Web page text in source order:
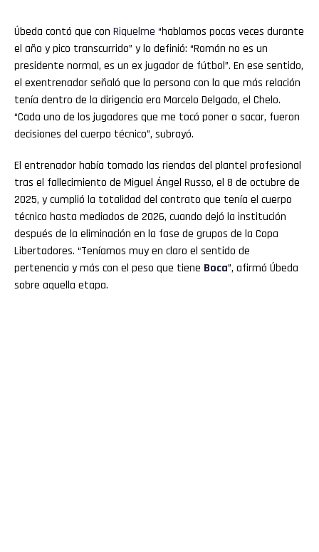
Úbeda contó que con Riquelme “hablamos pocas veces durante
el año y pico transcurrido” y lo definió: “Román no es un
presidente normal, es un ex jugador de fútbol”. En ese sentido,
el exentrenador señaló que la persona con la que más relación
tenía dentro de la dirigencia era Marcelo Delgado, el Chelo.
“Cada uno de los jugadores que me tocó poner o sacar, fueron
decisiones del cuerpo técnico”, subrayó.
El entrenador había tomado las riendas del plantel profesional
tras el fallecimiento de Miguel Ángel Russo, el 8 de octubre de
2025, y cumplió la totalidad del contrato que tenía el cuerpo
técnico hasta mediados de 2026, cuando dejó la institución
después de la eliminación en la fase de grupos de la Copa
Libertadores. “Teníamos muy en claro el sentido de
pertenencia y más con el peso que tiene Boca”, afirmó Úbeda
sobre aquella etapa.